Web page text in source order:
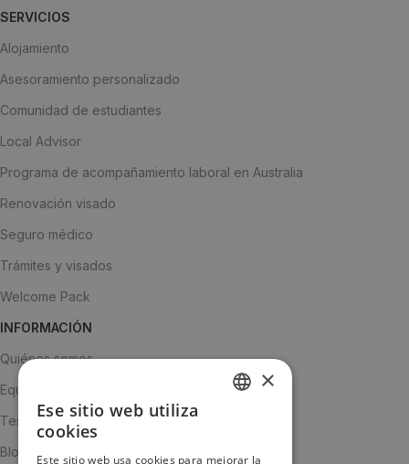
SERVICIOS
Alojamiento
Asesoramiento personalizado
Comunidad de estudiantes
Local Advisor
Programa de acompañamiento laboral en Australia
Renovación visado
Seguro médico
Trámites y visados
Welcome Pack
INFORMACIÓN
Quiénes somos
Equipo
Testimonios
Blog
×
Ese sitio web utiliza
cookies
Este sitio web usa cookies para mejorar la